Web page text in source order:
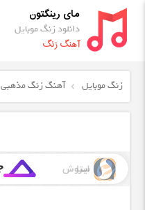
مای رینگتون
دانلود زنگ موبایل
آهنگ زنگ
زنگ موبایل آهنگ زنگ مذهبی